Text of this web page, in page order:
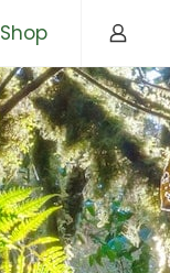
Shop